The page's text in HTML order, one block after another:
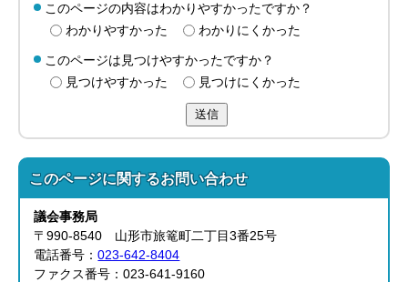
このページの内容はわかりやすかったですか？
わかりやすかった
わかりにくかった
このページは見つけやすかったですか？
見つけやすかった
見つけにくかった
送信
このページに関するお問い合わせ
議会事務局
〒990-8540 山形市旅篭町二丁目3番25号
電話番号：023-642-8404
ファクス番号：023-641-9160